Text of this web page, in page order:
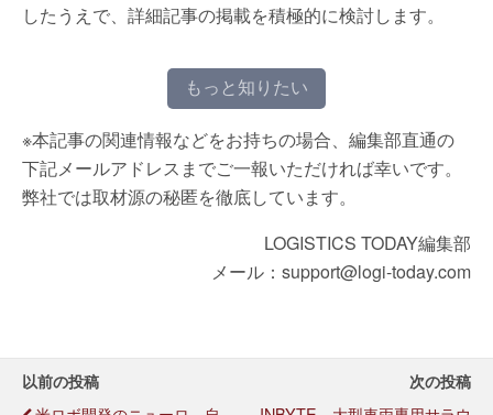
したうえで、詳細記事の掲載を積極的に検討します。
もっと知りたい
※本記事の関連情報などをお持ちの場合、編集部直通の
下記メールアドレスまでご一報いただければ幸いです。
弊社では取材源の秘匿を徹底しています。
LOGISTICS TODAY編集部
メール：support@logi-today.com
以前の投稿 次の投稿